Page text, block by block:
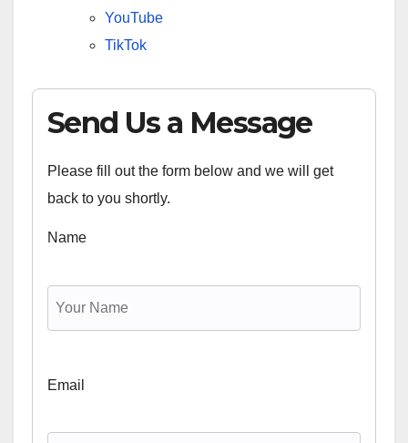
YouTube
TikTok
Send Us a Message
Please fill out the form below and we will get
back to you shortly.
Name
Email